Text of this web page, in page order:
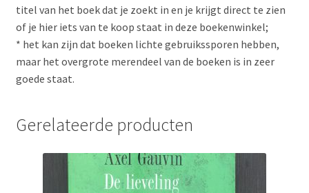
titel van het boek dat je zoekt in en je krijgt direct te zien
of je hier iets van te koop staat in deze boekenwinkel;
* het kan zijn dat boeken lichte gebruikssporen hebben,
maar het overgrote merendeel van de boeken is in zeer
goede staat.
Gerelateerde producten